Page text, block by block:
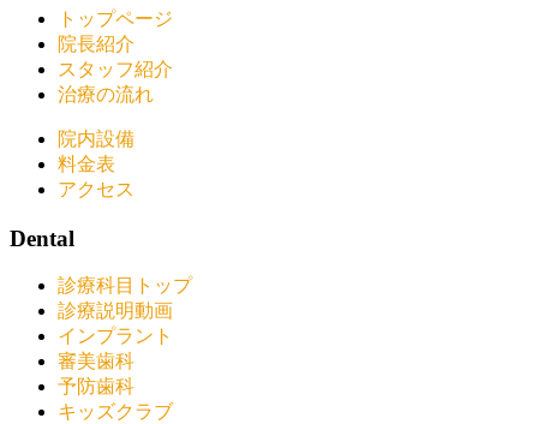
トップページ
院長紹介
スタッフ紹介
治療の流れ
院内設備
料金表
アクセス
Dental
診療科目トップ
診療説明動画
インプラント
審美歯科
予防歯科
キッズクラブ